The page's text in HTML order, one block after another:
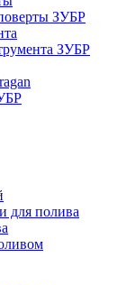
ЗУБР
ЗУБР
для полива